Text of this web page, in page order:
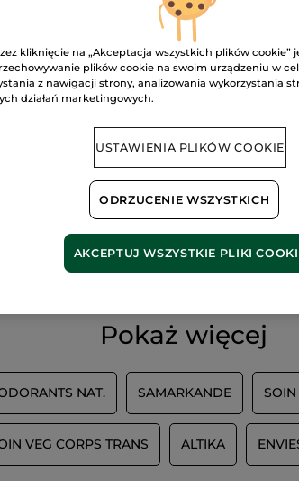
ekstrakty
Pokaż więcej
NAT. SAMARKANDE SOIN
VEG CORPS TRANS ALTIKA
kliknięcie na „Akceptacja wszystkich plików cookie”
plików cookie na swoim urządzeniu w
z nawigacji strony, analizowania wykorzystania
działań marketingowych.
USTAWIENIA PLIKÓW COOKIE
ODRZUCENIE WSZYSTKICH
AKCEPTUJ WSZYSTKIE PLIKI